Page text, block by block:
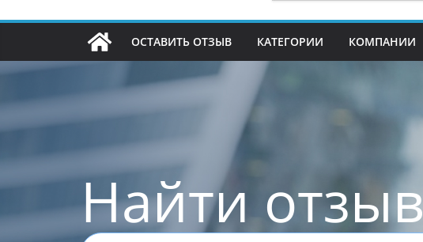
ОСТАВИТЬ ОТЗЫВ КАТЕГОРИИ КОМПАНИИ
Найти отзыв